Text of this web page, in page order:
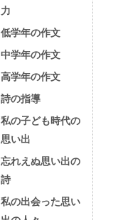
力
低学年の作文
中学年の作文
高学年の作文
詩の指導
私の子ども時代の
思い出
忘れえぬ思い出の
詩
私の出会った思い